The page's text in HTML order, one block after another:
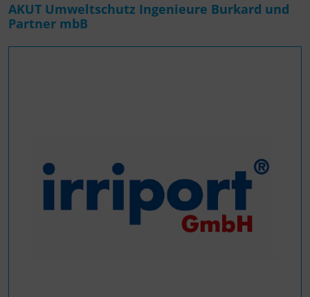
AKUT Umweltschutz Ingenieure Burkard und
Partner mbB